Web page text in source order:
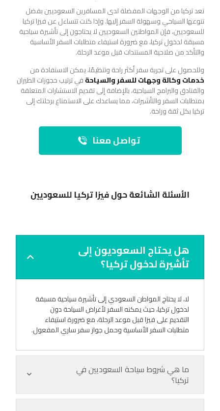
تعد تركيا من الوجهات المفضلة لدى المسافرين السعوديين بفضل
تنوعها السياحي وسهولة السفر إليها. وإذا كنت تتساءل عن فيزا تركيا
للسعوديين، فإن المواطنين السعوديين لا يحتاجون إلى تأشيرة سياحية
مسبقة لدخول تركيا، مع ضرورة استيفاء متطلبات السفر الأساسية
والتأكد من صلاحية المستندات قبل موعد الرحلة.
وللحصول على تجربة سفر أكثر راحة وتنظيمًا، يمكن الاستفادة من
خدمات وكالة وجهات للسفر والسياحةفي ترتيب حجوزات الطيران
والفنادق والبرامج السياحية، بالإضافة إلى تقديم الاستشارات المتعلقة
بمتطلبات السفر والتأشيرات، مما يساعدك على الاستمتاع برحلتك إلى
تركيا بكل ثقة وراحة.
تواصل معنا
الأسئلة الشائعة حول فيزا تركيا للسعوديين
هل يحتاج السعوديون إلى
تأشيرة لدخول تركيا؟
لا، لا يحتاج المواطن السعودي إلى تأشيرة سياحية مسبقة
لدخول تركيا، حيث يمكنه السفر لأغراض السياحة دون
التقديم على فيزا قبل موعد الرحلة، مع ضرورة استيفاء
متطلبات السفر الأساسية وحمل جواز سفر ساري المفعول.
ما هي شروط سياحة السعوديين في
تركيا؟